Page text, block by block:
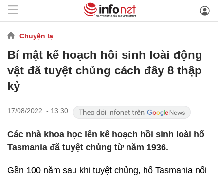
Chuyện lạ
Bí mật kế hoạch hồi sinh loài động
vật đã tuyệt chủng cách đây 8 thập
kỷ
17/08/2022 - 13:30
Các nhà khoa học lên kế hoạch hồi sinh loài hổ
Tasmania đã tuyệt chủng từ năm 1936.
Gần 100 năm sau khi tuyệt chủng, hổ Tasmania nổi